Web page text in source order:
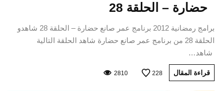
حضارة – الحلقة 28
برامج رمضانية 2012 برنامج عمر صانع حضارة – الحلقة 28 شاهدو
الحلقة 28 من برنامج عمر صانع حضارة شاهد الحلقة التالية
شاهد…
قراءة المقال 228
2810